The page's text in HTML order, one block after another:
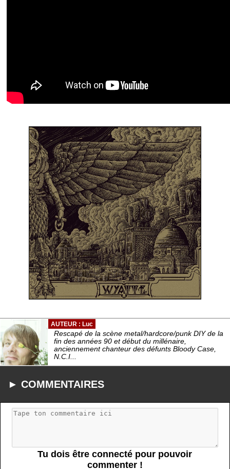
AUTEUR : Luc
Rescapé de la scène metal/hardcore/punk DIY de la
fin des années 90 et début du millénaire,
anciennement chanteur des défunts Bloody Case,
N.C.I...
► COMMENTAIRES
Tu dois être connecté pour pouvoir
commenter !